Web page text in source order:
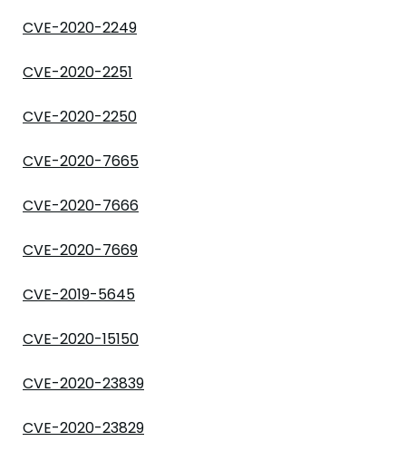
CVE-2020-2249
CVE-2020-2251
CVE-2020-2250
CVE-2020-7665
CVE-2020-7666
CVE-2020-7669
CVE-2019-5645
CVE-2020-15150
CVE-2020-23839
CVE-2020-23829